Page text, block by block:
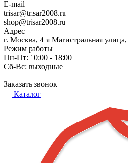
E-mail
trisar@trisar2008.ru
shop@trisar2008.ru
Адрес
г. Москва, 4-я Магистральная улица,
Режим работы
Пн-Пт: 10:00 - 18:00
Сб-Вс: выходные
Заказать звонок
Каталог